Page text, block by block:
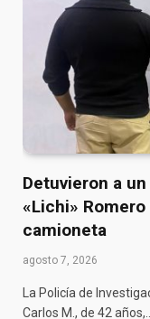
Detuvieron a
«Lichi»
camioneta
agosto 7, 2026
La Policía de
Carlos M., de 42